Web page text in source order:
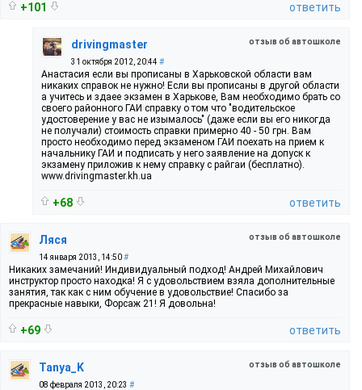
+101 ответить
отзыв об автошколе
drivingmaster
31 октября 2012, 20:44 #
Анастасия если вы прописаны в Харьковской области вам
никаких справок не нужно! Если вы прописаны в другой области
а учитесь и здаее экзамен в Харькове, Вам необходимо брать со
своего районного ГАИ справку о том что "водительское
удостоверение у вас не изымалось" (даже если вы его никогда
не получали) стоимость справки примерно 40 - 50 грн. Вам
просто необходимо перед экзаменом ГАИ поехать на прием к
начальнику ГАИ и подписать у него заявление на допуск к
экзамену приложив к нему справку с райгаи (бесплатно).
www.drivingmaster.kh.ua
+68 ответить
отзыв об автошколе
Ляся
14 января 2013, 14:50#
Никаких замечаний! Индивидуальный подход! Андрей Михайлович
инструктор просто находка! Я с удовольствием взяла дополнительные
занятия, так как с ним обучение в удовольствие! Спасибо за
прекрасные навыки, Форсаж 21! Я довольна!
+69 ответить
отзыв об автошколе
Tanya_K
08 февраля 2013, 20:23 #